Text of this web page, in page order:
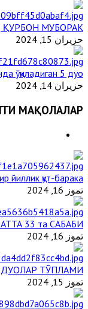
МУБОРАК!
حزيران 15, 2024
ўқиладиган 5 дуо
حزيران 14, 2024
МАҚОЛАЛАР
йиллик қут-барака
تموز 16, 2024
33 та САБАБИ
تموز 16, 2024
ДУОЛАР ТЎПЛАМИ
تموز 15, 2024